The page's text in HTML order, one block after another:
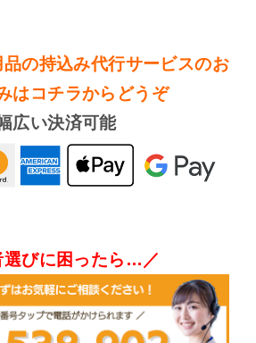
の持込み代行サービスのお
はコチラからどうぞ
広い決済可能
選びに困ったら…／